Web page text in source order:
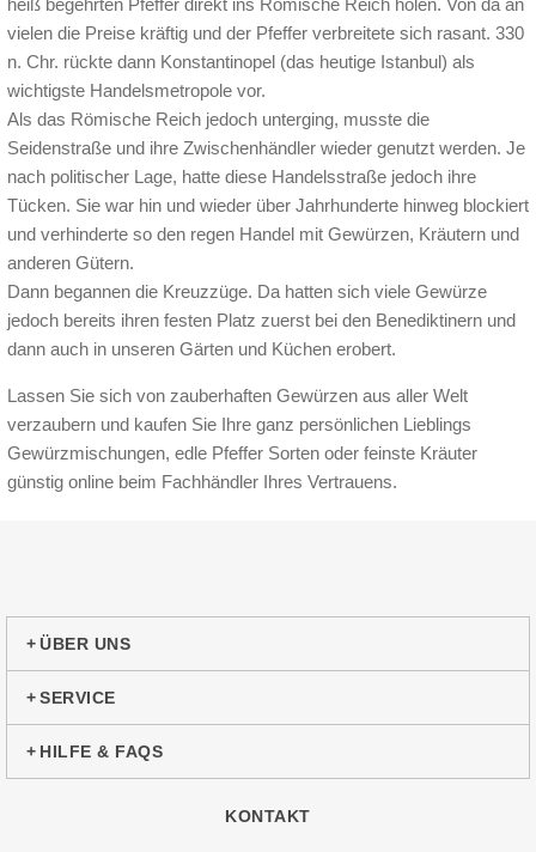
vielen die Preise kräftig und der Pfeffer verbreitete sich rasant. 330
n. Chr. rückte dann Konstantinopel (das heutige Istanbul) als
wichtigste Handelsmetropole vor.
Als das Römische Reich jedoch unterging, musste die
Seidenstraße und ihre Zwischenhändler wieder genutzt werden. Je
nach politischer Lage, hatte diese Handelsstraße jedoch ihre
Tücken. Sie war hin und wieder über Jahrhunderte hinweg blockiert
und verhinderte so den regen Handel mit Gewürzen, Kräutern und
anderen Gütern.
Dann begannen die Kreuzzüge. Da hatten sich viele Gewürze
jedoch bereits ihren festen Platz zuerst bei den Benediktinern und
dann auch in unseren Gärten und Küchen erobert.
Lassen Sie sich von zauberhaften Gewürzen aus aller Welt
verzaubern und kaufen Sie Ihre ganz persönlichen Lieblings
Gewürzmischungen, edle Pfeffer Sorten oder feinste Kräuter
günstig online beim Fachhändler Ihres Vertrauens.
ÜBER UNS
SERVICE
HILFE & FAQS
KONTAKT